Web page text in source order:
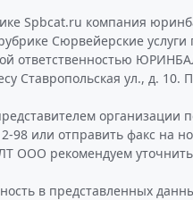
Spbcat.ru компания
Сюрвейерские
ответственностью
Ставропольская ул., д. 10.
организации
98 или отправить факс на
ООО рекомендуем уточнить
в представленных